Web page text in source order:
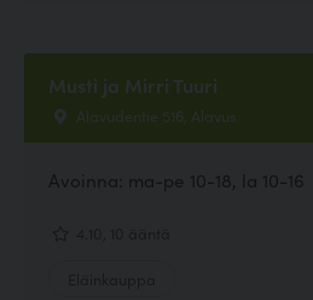
Musti ja Mirri Tuuri
Alavudentie 516, Alavus
Avoinna: ma-pe 10-18, la 10-16